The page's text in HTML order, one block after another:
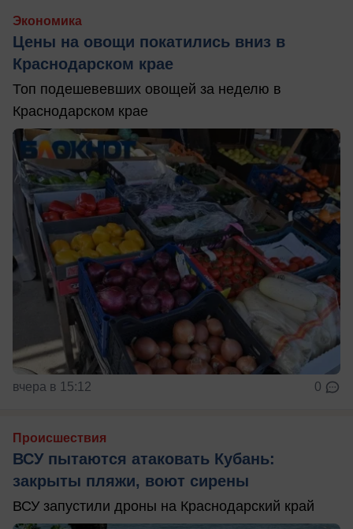
Экономика
Цены на овощи покатились вниз в
Краснодарском крае
Топ подешевевших овощей за неделю в
Краснодарском крае
вчера в 15:12 0
Происшествия
ВСУ пытаются атаковать Кубань:
закрыты пляжи, воют сирены
ВСУ запустили дроны на Краснодарский край